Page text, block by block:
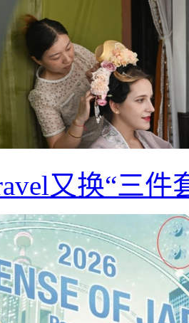
又换“三